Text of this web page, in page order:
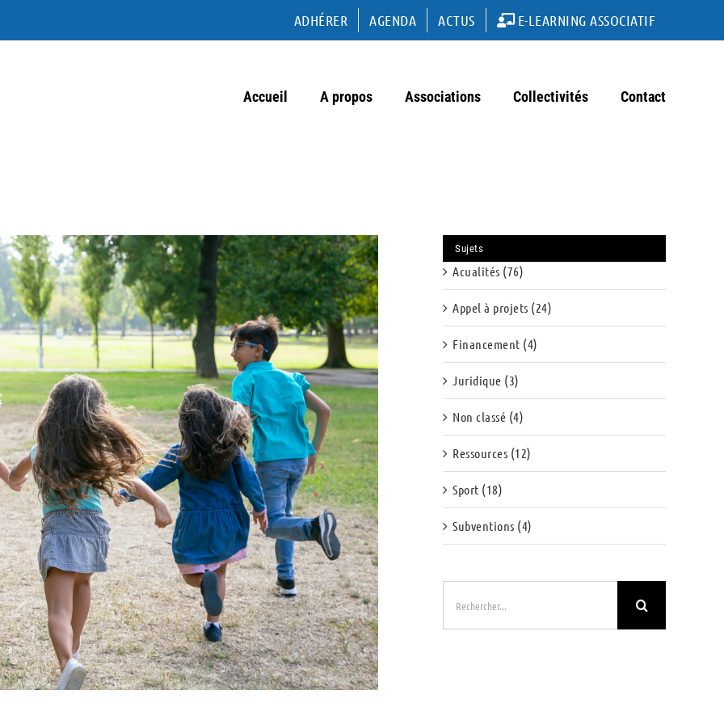
ADHÉRER AGENDA ACTUS E-LEARNING ASSOCIATIF
Accueil A propos Associations Collectivités Contact
Sujets
Acualités (76)
Appel à projets (24)
Financement (4)
Juridique (3)
Non classé (4)
Ressources (12)
Sport (18)
Subventions (4)